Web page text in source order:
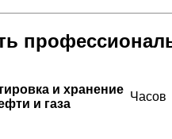
и хранение
и газа
Часов